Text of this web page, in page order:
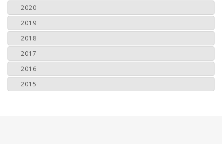
2020
2019
2018
2017
2016
2015